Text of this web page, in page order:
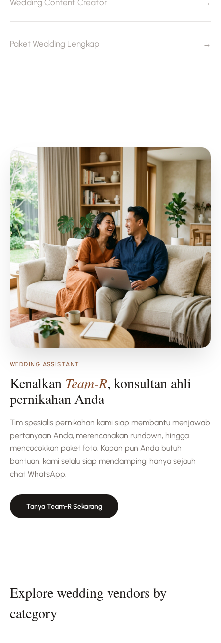
Wedding Content Creator →
Paket Wedding Lengkap →
WEDDING ASSISTANT
Kenalkan Team-R, konsultan ahli
pernikahan Anda
Tim spesialis pernikahan kami siap membantu menjawab
pertanyaan Anda, merencanakan rundown, hingga
mencocokkan paket foto. Kapan pun Anda butuh
bantuan, kami selalu siap mendampingi hanya sejauh
chat WhatsApp.
Tanya Team-R Sekarang
Explore wedding vendors by
category